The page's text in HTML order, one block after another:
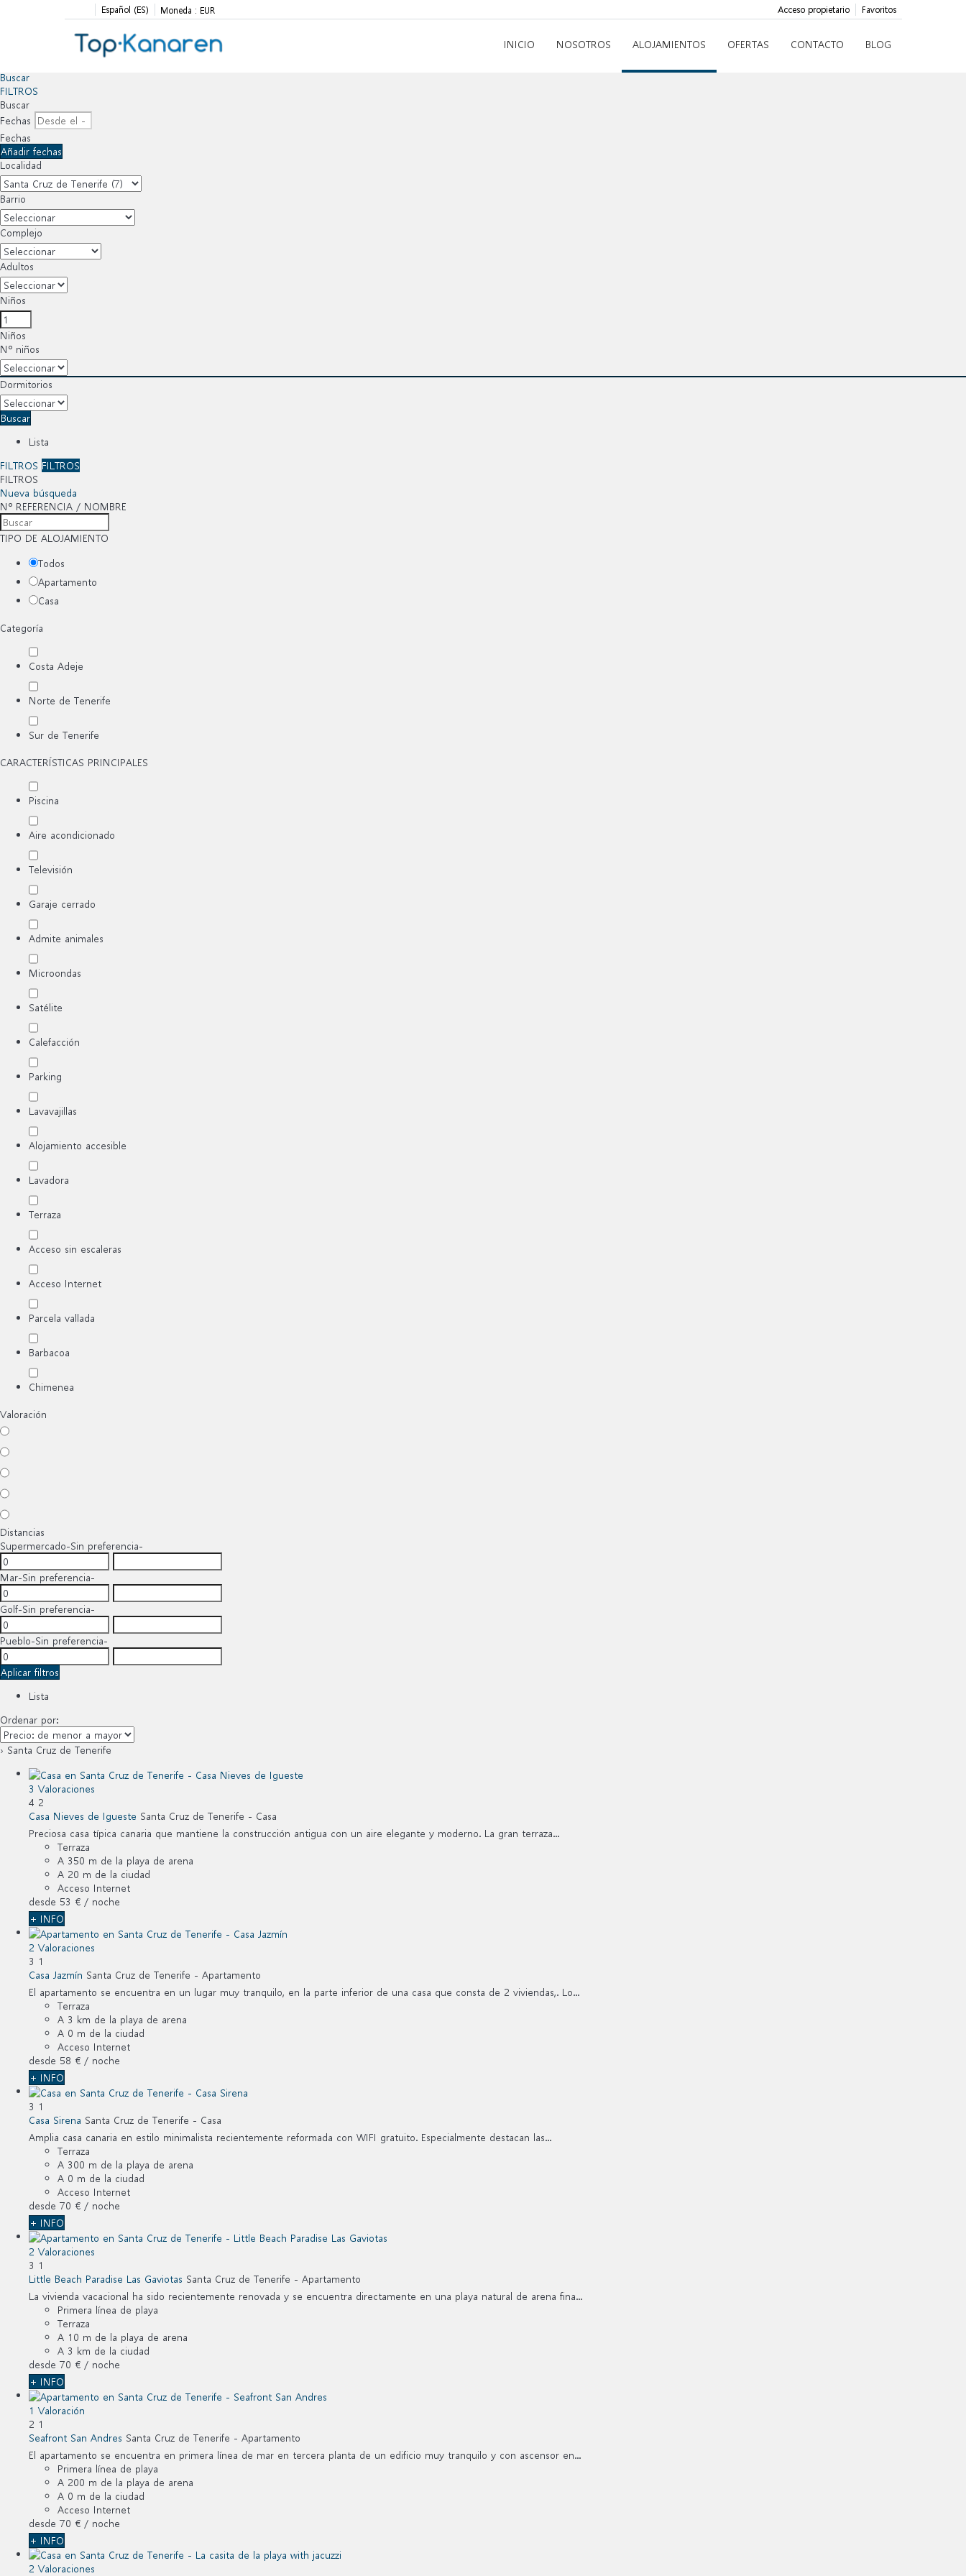
Español (ES) Moneda : EUR Favoritos
Acceso propietario
INICIO NOSOTROS ALOJAMIENTOS OFERTAS CONTACTO BLOG
Buscar
FILTROS
Buscar
Fechas
Fechas
Añadir fechas
Localidad
Barrio
Complejo
Adultos
Niños
Niños
Nº niños
Dormitorios
Buscar
Lista
FILTROS FILTROS
FILTROS
Nueva búsqueda
Nº REFERENCIA / NOMBRE
TIPO DE ALOJAMIENTO
Todos
Apartamento
Casa
Categoría
Costa Adeje
Norte de Tenerife
Sur de Tenerife
CARACTERÍSTICAS PRINCIPALES
Piscina
Aire acondicionado
Televisión
Garaje cerrado
Admite animales
Microondas
Satélite
Calefacción
Parking
Lavavajillas
Alojamiento accesible
Lavadora
Terraza
Acceso sin escaleras
Acceso Internet
Parcela vallada
Barbacoa
Chimenea
Valoración
Distancias
Supermercado-Sin preferencia-
Mar-Sin preferencia-
Golf-Sin preferencia-
Pueblo-Sin preferencia-
Aplicar filtros
Lista
Ordenar por:
› Santa Cruz de Tenerife
3 Valoraciones
4 2
Casa Nieves de Igueste Santa Cruz de Tenerife - Casa
Preciosa casa típica canaria que mantiene la construcción antigua con un aire elegante y moderno. La gran terraza...
Terraza
A 350 m de la playa de arena
A 20 m de la ciudad
Acceso Internet
desde 53 € / noche
+ INFO
2 Valoraciones
3 1
Casa Jazmín Santa Cruz de Tenerife - Apartamento
El apartamento se encuentra en un lugar muy tranquilo, en la parte inferior de una casa que consta de 2 viviendas,. Lo...
Terraza
A 3 km de la playa de arena
A 0 m de la ciudad
Acceso Internet
desde 58 € / noche
+ INFO
3 1
Casa Sirena Santa Cruz de Tenerife - Casa
Amplia casa canaria en estilo minimalista recientemente reformada con WIFI gratuito. Especialmente destacan las...
Terraza
A 300 m de la playa de arena
A 0 m de la ciudad
Acceso Internet
desde 70 € / noche
+ INFO
2 Valoraciones
3 1
Little Beach Paradise Las Gaviotas Santa Cruz de Tenerife - Apartamento
La vivienda vacacional ha sido recientemente renovada y se encuentra directamente en una playa natural de arena fina...
Primera línea de playa
Terraza
A 10 m de la playa de arena
A 3 km de la ciudad
desde 70 € / noche
+ INFO
1 Valoración
2 1
Seafront San Andres Santa Cruz de Tenerife - Apartamento
El apartamento se encuentra en primera línea de mar en tercera planta de un edificio muy tranquilo y con ascensor en...
Primera línea de playa
A 200 m de la playa de arena
A 0 m de la ciudad
Acceso Internet
desde 70 € / noche
+ INFO
2 Valoraciones